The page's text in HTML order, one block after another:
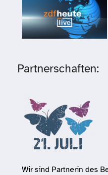
Partnerschaften:
Wir sind Partnerin des